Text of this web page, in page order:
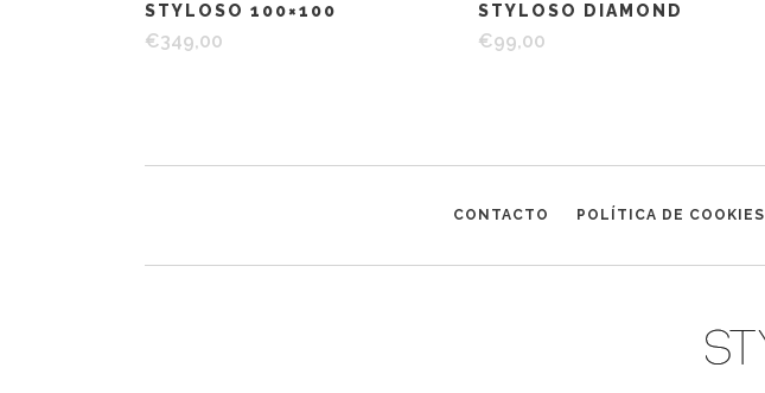
STYLOSO 100×100
€349,00
STYLOSO DIAMOND
€99,00
CONTACTO POLÍTICA DE COOKIES